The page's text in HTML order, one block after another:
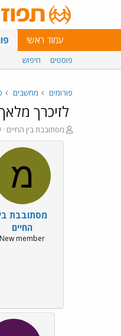
עמוד ראשי
פוסטים חיפוש
פורומים מחשבים
לזיכרך
פ
ו
מסתובבת בין החיים
מ
מסתובבת
החיים
New member